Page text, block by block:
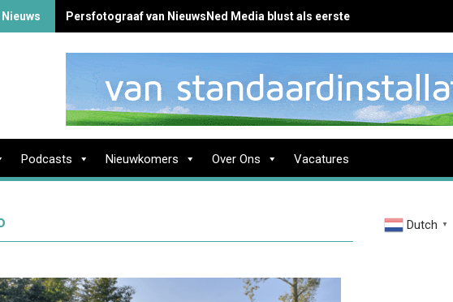
Persfotograaf van NieuwsNed Media blust als eerste brand Zenderstraat
Podcasts Nieuwkomers Over Ons Vacatures
Dutch ▼